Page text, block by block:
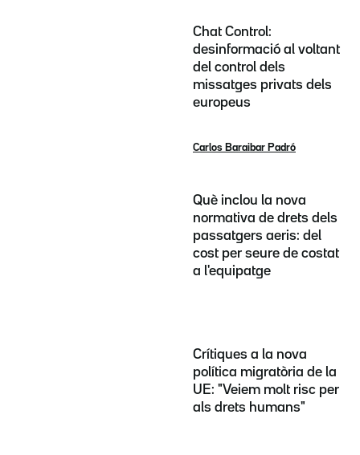
Chat Control:
desinformació al voltant
del control dels
missatges privats dels
europeus
Carlos Baraibar Padró
Què inclou la nova
normativa de drets dels
passatgers aeris: del
cost per seure de costat
a l'equipatge
Crítiques a la nova
política migratòria de la
UE: "Veiem molt risc per
als drets humans"